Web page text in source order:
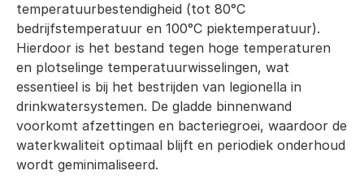
temperatuurbestendigheid (tot 80°C
bedrijfstemperatuur en 100°C piektemperatuur).
Hierdoor is het bestand tegen hoge temperaturen
en plotselinge temperatuurwisselingen, wat
essentieel is bij het bestrijden van legionella in
drinkwatersystemen. De gladde binnenwand
voorkomt afzettingen en bacteriegroei, waardoor de
waterkwaliteit optimaal blijft en periodiek onderhoud
wordt geminimaliseerd.